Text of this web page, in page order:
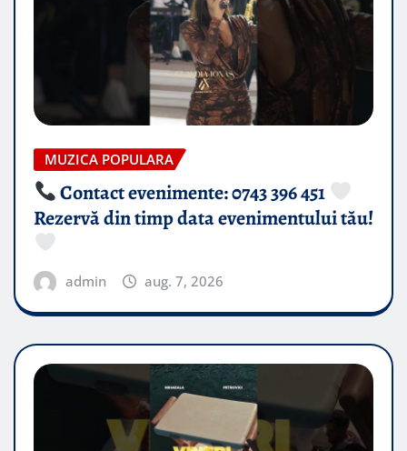
MUZICA POPULARA
Contact evenimente: 0743 396 451
Rezervă din timp data evenimentului tău!
admin aug. 7, 2026